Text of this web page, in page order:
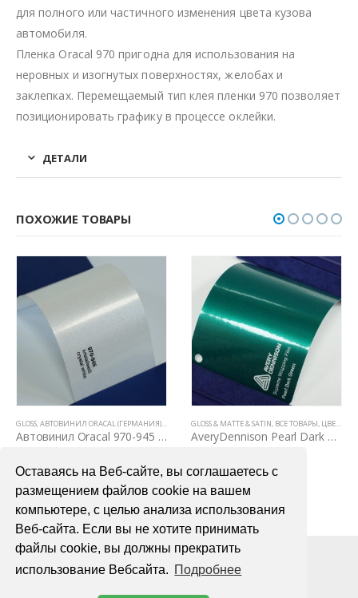
Оставаясь на Веб-сайте, вы соглашаетесь с
размещением файлов cookie на вашем
компьютере, с целью анализа использования
Веб-сайта. Если вы не хотите принимать
файлы cookie, вы должны прекратить
использование Вебсайта. Подробнее
для полного или частичного изменения цвета кузова
автомобиля.
Пленка Oracal 970 пригодна для использования на
неровных и изогнутых поверхностях, желобах и
заклепках. Перемещаемый тип клея пленки 970 позволяет
позиционировать графику в процессе оклейки.
ДЕТАЛИ
ПОХОЖИЕ ТОВАРЫ
ORACAL (ГЕРМАНИЯ), ВСЕ ТОВАРЫ,ЦВЕТНЫЕ ВИНИЛОВЫЕ ПЛЕНКИ
Автовинил Oracal 970-945 crystal white – кристаллический белый, глянец
КОРЗИНУ
GLOSS & MATTE & SATIN,ВСЕ ТОВАРЫ,ЦВЕТНЫЕ ВИНИЛОВЫЕ ПЛЕНКИ
AveryDennison Pearl Dark Green (темно-зеленый перламутр)
В КОРЗИНУ
MATTE,АВТОВИНИЛ